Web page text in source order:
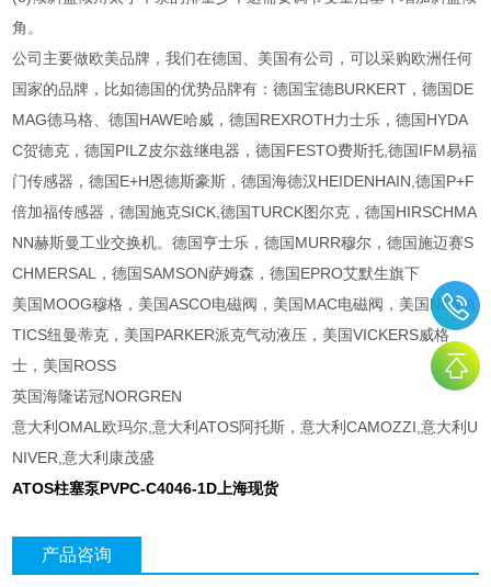
角。
公司主要做欧美品牌，我们在德国、美国有公司，可以采购欧洲任何
国家的品牌，比如德国的优势品牌有：德国宝德BURKERT，德国DE
MAG德马格、德国HAWE哈威，德国REXROTH力士乐，德国HYDA
C贺德克，德国PILZ皮尔兹继电器，德国FESTO费斯托,德国IFM易福
门传感器，德国E+H恩德斯豪斯，德国海德汉HEIDENHAIN,德国P+F
倍加福传感器，德国施克SICK,德国TURCK图尔克，德国HIRSCHMA
NN赫斯曼工业交换机。德国亨士乐，德国MURR穆尔，德国施迈赛S
CHMERSAL，德国SAMSON萨姆森，德国EPRO艾默生旗下
美国MOOG穆格，美国ASCO电磁阀，美国MAC电磁阀，美国NUMA
TICS纽曼蒂克，美国PARKER派克气动液压，美国VICKERS威格
士，美国ROSS
英国海隆诺冠NORGREN
意大利OMAL欧玛尔,意大利ATOS阿托斯，意大利CAMOZZI,意大利U
NIVER,意大利康茂盛
ATOS柱塞泵PVPC-C4046-1D上海现货
产品咨询